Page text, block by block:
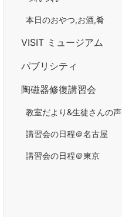
本日のおやつ,お酒,肴
VISIT ミュージアム
パブリシティ
陶磁器修復講習会
教室だより&生徒さんの声
講習会の日程＠名古屋
講習会の日程＠東京